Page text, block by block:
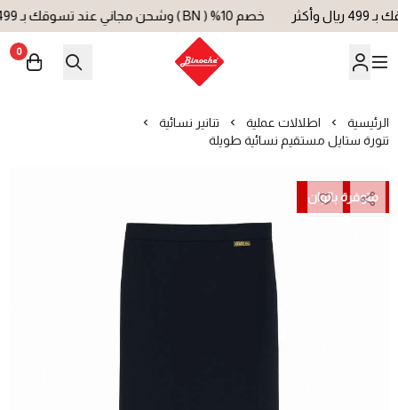
خصم 10% ( BN ) وشحن مجاني عند تسوقك بـ 499 ريال وأكثر
بينوش | Binoche
0
الرئيسية اطلالات عملية
تنانير نسائية
تنورة ستايل مستقيم نسائية طويلة
متوفرة بالوان